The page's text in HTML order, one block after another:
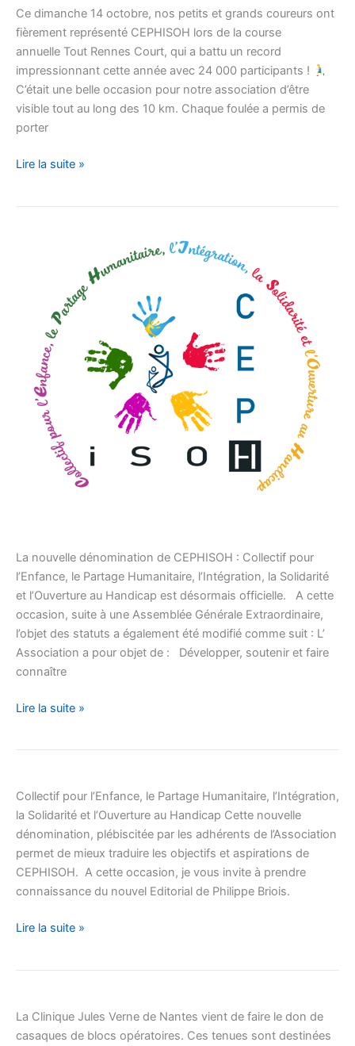
Ce dimanche 14 octobre, nos petits et grands coureurs ont
fièrement représenté CEPHISOH lors de la course
annuelle Tout Rennes Court, qui a battu un record
impressionnant cette année avec 24 000 participants !
C’était une belle occasion pour notre association d’être
visible tout au long des 10 km. Chaque foulée a permis de
porter
la
ligne
de
départ
Lire la suite »
La nouvelle dénomination de CEPHISOH : Collectif pour
l’Enfance, le Partage Humanitaire, l’Intégration, la Solidarité
et l’Ouverture au Handicap est désormais officielle. A cette
occasion, suite à une Assemblée Générale Extraordinaire,
l’objet des statuts a également été modifié comme suit : L’
Association a pour objet de : Développer, soutenir et faire
connaître
Lire la suite »
Collectif pour l’Enfance, le Partage Humanitaire, l’Intégration,
la Solidarité et l’Ouverture au Handicap Cette nouvelle
dénomination, plébiscitée par les adhérents de l’Association
permet de mieux traduire les objectifs et aspirations de
CEPHISOH. A cette occasion, je vous invite à prendre
connaissance du nouvel Editorial de Philippe Briois.
de
dénomination
Lire la suite »
La Clinique Jules Verne de Nantes vient de faire le don de
casaques de blocs opératoires. Ces tenues sont destinées
tenues
de